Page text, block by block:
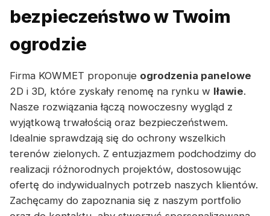
bezpieczeństwo w Twoim
ogrodzie
Firma KOWMET proponuje ogrodzenia panelowe
2D i 3D, które zyskały renomę na rynku w Iławie.
Nasze rozwiązania łączą nowoczesny wygląd z
wyjątkową trwałością oraz bezpieczeństwem.
Idealnie sprawdzają się do ochrony wszelkich
terenów zielonych. Z entuzjazmem podchodzimy do
realizacji różnorodnych projektów, dostosowując
ofertę do indywidualnych potrzeb naszych klientów.
Zachęcamy do zapoznania się z naszym portfolio